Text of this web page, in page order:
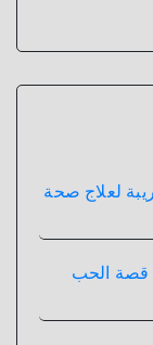
لعلاج صحة
قصة الحب